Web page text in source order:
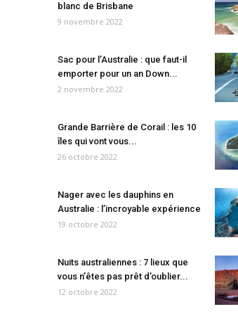
blanc de Brisbane
9 novembre 2022
Sac pour l’Australie : que faut-il
emporter pour un an Down...
2 novembre 2022
Grande Barrière de Corail : les 10
îles qui vont vous...
26 octobre 2022
Nager avec les dauphins en
Australie : l’incroyable expérience
19 octobre 2022
Nuits australiennes : 7 lieux que
vous n’êtes pas prêt d’oublier...
12 octobre 2022